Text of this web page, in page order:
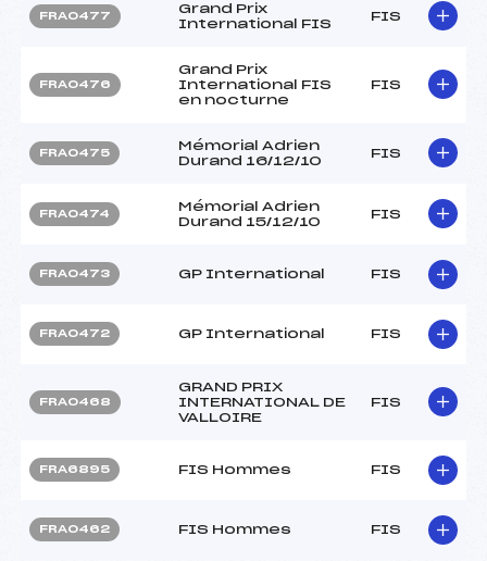
FRA0477
Grand Prix
International FIS
FIS
FRA0476
Grand Prix
International FIS
en nocturne
FIS
FRA0475
Mémorial Adrien
Durand 16/12/10
FIS
FRA0474
Mémorial Adrien
Durand 15/12/10
FIS
FRA0473 GP International FIS
FRA0472 GP International FIS
FRA0468
GRAND PRIX
INTERNATIONAL DE
VALLOIRE
FIS
FRA6895 FIS Hommes FIS
FRA0462 FIS Hommes FIS